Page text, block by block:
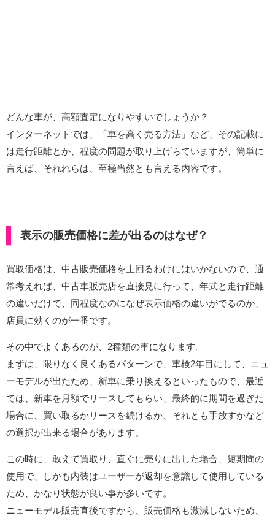
どんな車が、高額査定になりやすいでしょうか？
インターネットでは、「車を高く売る方法」など、その記載に
は走行距離とか、程度の問題が取り上げらていますが、簡単に
言えば、それれらは、至極当然とも言える内容です。
表示の販売価格に差が出るのはなぜ？
買取価格は、中古販売価格を上回るわけにはいかないので、通
常考えれば、中古車販売店を直接見に行って、年式と走行距離
の違いだけで、同程度なのになぜ表示価格の違いがでるのか、
店員に効くのが一番です。
その中でよくあるのが、2種類の車になります。
まずは、限りなく良くあるパターンで、車検2年目にして、ニュ
ーモデルが出たため、新車に乗り換えるといったもので、最近
では、新車を月額でリースしてもらい、最終的に期間を過ぎた
場合に、買い取るかリースを続けるか、それとも手放すかなど
の選択が出来る場合があります。
この時に、敢えて買取り、直ぐに売りに出した場合、短期間の
使用で、しかも内装はユーザーが返却を意識して使用している
ため、かなり状態が良い事が多いです。
ニューモデル販売直後ですから、販売価格も激減しないため、